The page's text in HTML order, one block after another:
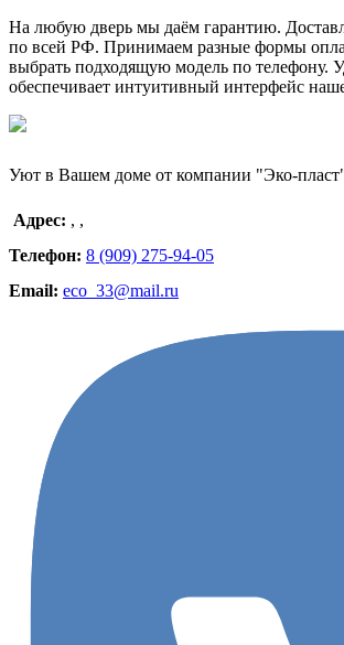
На любую дверь мы даём гарантию.
по всей РФ. Принимаем разные формы
выбрать подходящую модель по телефону.
обеспечивает интуитивный интерфейс
Уют в Вашем доме от компании "Эко-
Адрес: , ,
Телефон: 8 (909) 275-94-05
Email: eco_33@mail.ru